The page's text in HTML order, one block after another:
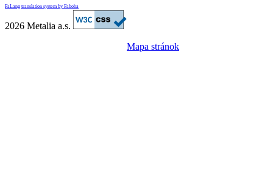
FaLang translation system by Faboba
2026 Metalia a.s.
Mapa stránok